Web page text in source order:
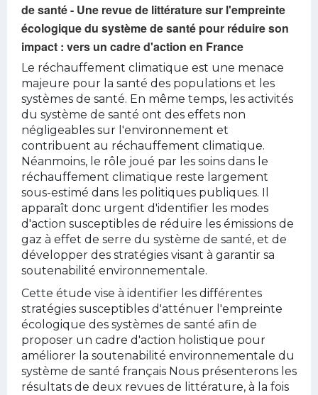
de santé - Une revue de littérature sur l'empreinte
écologique du système de santé pour réduire son
impact : vers un cadre d'action en France
Le réchauffement climatique est une menace
majeure pour la santé des populations et les
systèmes de santé. En même temps, les activités
du système de santé ont des effets non
négligeables sur l'environnement et
contribuent au réchauffement climatique.
Néanmoins, le rôle joué par les soins dans le
réchauffement climatique reste largement
sous-estimé dans les politiques publiques. Il
apparaît donc urgent d'identifier les modes
d'action susceptibles de réduire les émissions de
gaz à effet de serre du système de santé, et de
développer des stratégies visant à garantir sa
soutenabilité environnementale.
Cette étude vise à identifier les différentes
stratégies susceptibles d'atténuer l'empreinte
écologique des systèmes de santé afin de
proposer un cadre d'action holistique pour
améliorer la soutenabilité environnementale du
système de santé français Nous présenterons les
résultats de deux revues de littérature, à la fois